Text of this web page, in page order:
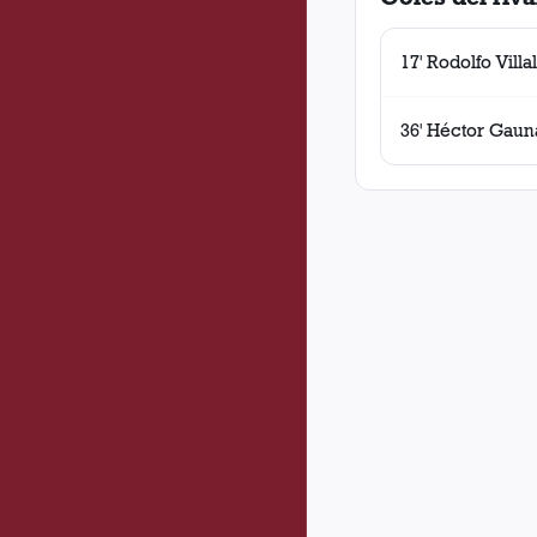
17' Rodolfo
36' Héctor